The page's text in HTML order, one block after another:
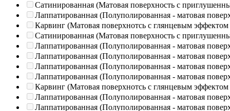
Сатинированная (Матовая поверхность с
Лаппатированная (Полуполированная - матовая
Карвинг (Матовая поверхнотсь с глянцевым эффектом
Сатинированная (Матовая поверхность с
Лаппатированная (Полуполированная - матовая
Лаппатированная (Полуполированная - матовая
Лаппатированная (Полуполированная - матовая
Лаппатированная (Полуполированная - матовая
Карвинг (Матовая поверхнотсь с глянцевым эффектом
Лаппатированная (Полуполированная - матовая
Лаппатированная (Полуполированная - матовая